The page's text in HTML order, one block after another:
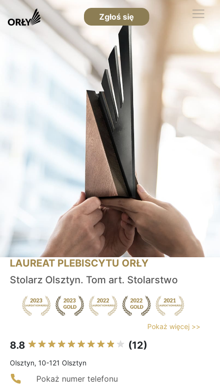
Zgłoś się
LAUREAT PLEBISCYTU ORŁY
Stolarz Olsztyn. Tom art. Stolarstwo
Pokaż więcej >>
8.8 (12)
Olsztyn, 10-121 Olsztyn
Pokaż numer telefonu